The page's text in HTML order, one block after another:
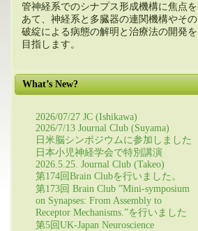
管神経系でのシナプス形成機構に焦点を
あて、神経系と多臓器の連関機構やその
破綻による病態の解明と治療法の開発を
目指します。
What’s New?
2026/07/27 JC (Ishikawa)
2026/7/13 Journal Club (Suyama)
日米脳シンポジウムに参加しました
日本小児神経学会で特別講演
2026.5.25. Journal Club (Takeo)
第174回Brain Clubを行いました。
第173回 Brain Club ”Mini-symposium
on Synapses: From Assembly to
Receptor Mechanisms.”を行いました
第5回UK-Japan Neuroscience